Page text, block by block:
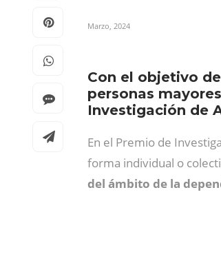
Marzo, 2024
Con el objetivo
personas
Investigación de
En el Premio de
forma individual o
del ámbito de la